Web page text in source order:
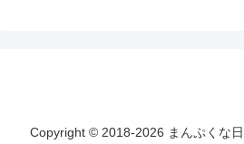
Copyright © 2018-2026 まんぷくな